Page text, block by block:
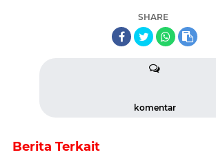
SHARE
komentar
Berita Terkait